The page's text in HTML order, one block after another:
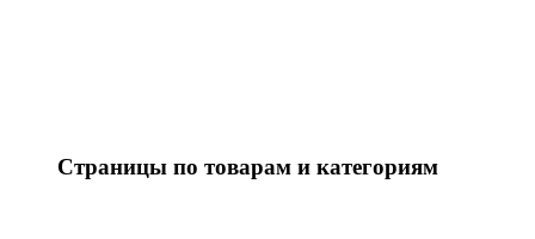
Страницы по товарам и категориям